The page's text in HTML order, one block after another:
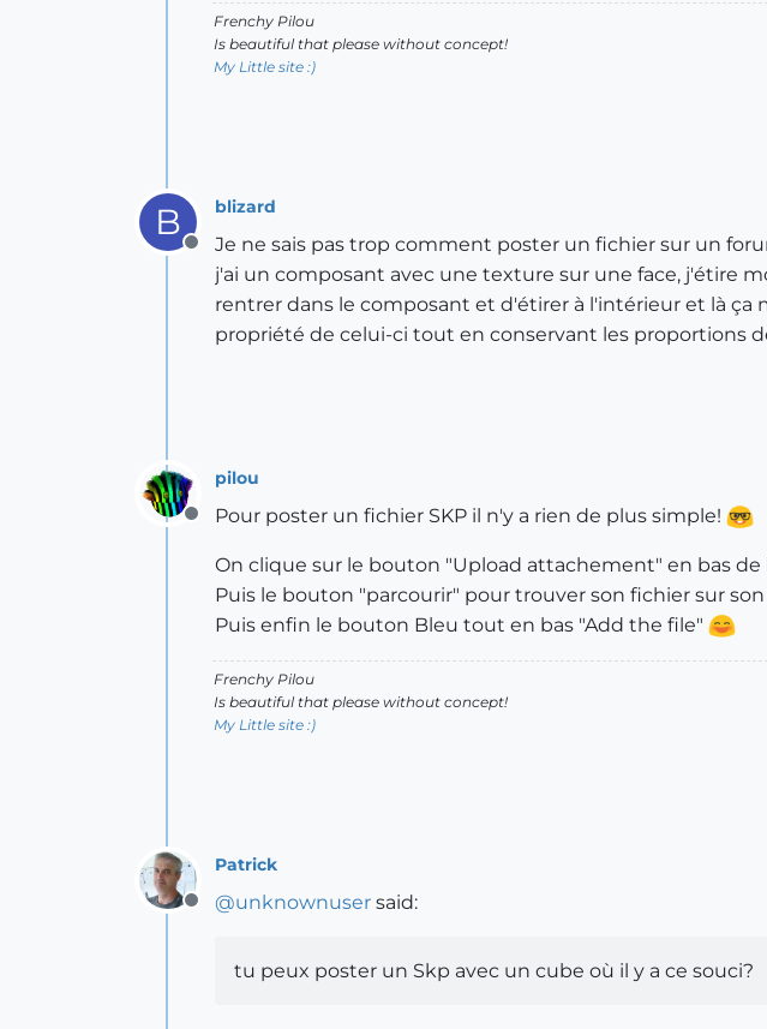
Frenchy Pilou
Is beautiful that please without concept!
My Little site :)
B
Offline
blizard
Je ne sais pas trop comment poster un fichier sur un
j'ai un composant avec une texture sur une face, j'étire
rentrer dans le composant et d'étirer à l'intérieur et là
propriété de celui-ci tout en conservant les proportions
Offline
pilou
Pour poster un fichier SKP il n'y a rien de plus simple!
On clique sur le bouton "Upload attachement" en bas
Puis le bouton "parcourir" pour trouver son fichier sur
Puis enfin le bouton Bleu tout en bas "Add the file"
Frenchy Pilou
Is beautiful that please without concept!
My Little site :)
Offline
Patrick
@unknownuser said:
tu peux poster un Skp avec un cube où il y a ce souci?